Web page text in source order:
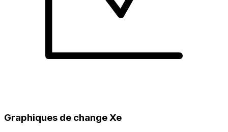
Graphiques de change Xe